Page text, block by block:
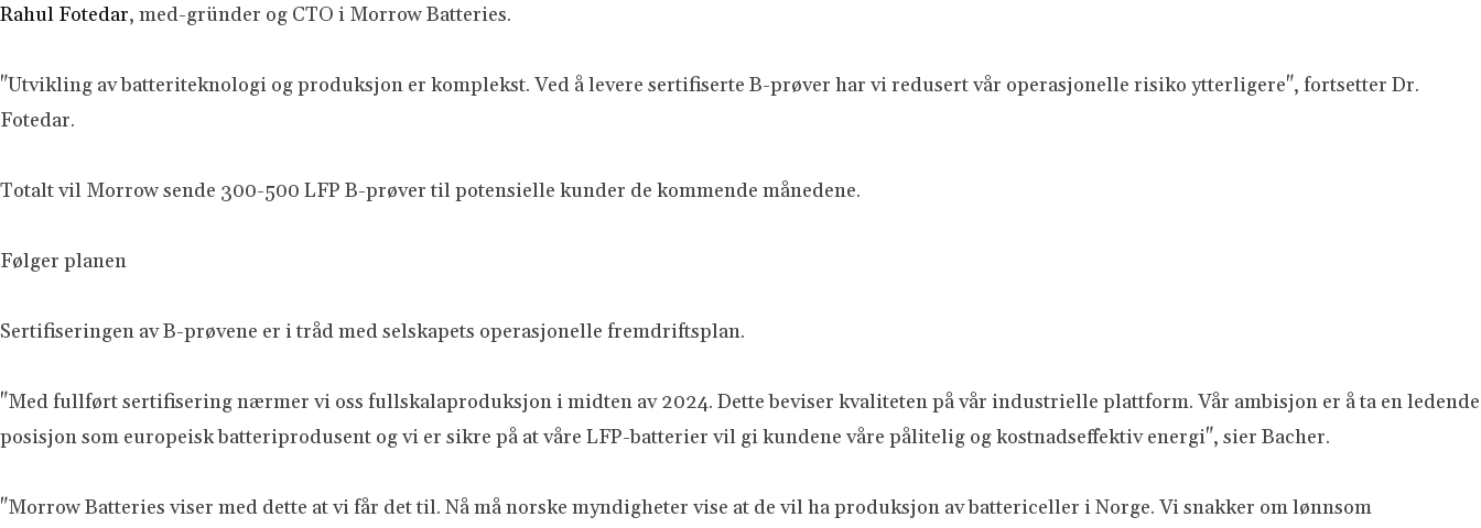
Rahul Fotedar, med-gründer og CTO i Morrow Batteries.
"Utvikling av batteriteknologi og produksjon er komplekst. Ved å levere sertifiserte B-prøver har vi redusert vår operasjonelle risiko ytterligere", fortsetter Dr.
Fotedar.
Totalt vil Morrow sende 300-500 LFP B-prøver til potensielle kunder de kommende månedene.
Følger planen
Sertifiseringen av B-prøvene er i tråd med selskapets operasjonelle fremdriftsplan.
"Med fullført sertifisering nærmer vi oss fullskalaproduksjon i midten av 2024. Dette beviser kvaliteten på vår industrielle plattform. Vår ambisjon er å ta en ledende
posisjon som europeisk batteriprodusent og vi er sikre på at våre LFP-batterier vil gi kundene våre pålitelig og kostnadseffektiv energi", sier Bacher.
"Morrow Batteries viser med dette at vi får det til. Nå må norske myndigheter vise at de vil ha produksjon av battericeller i Norge. Vi snakker om lønnsom